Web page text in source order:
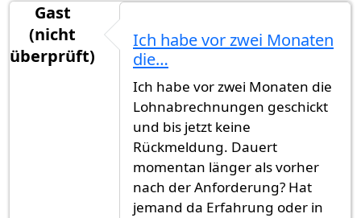
Gast
(nicht
überprüft)
Ich habe vor zwei Monaten
die…
Ich habe vor zwei Monaten die
Lohnabrechnungen geschickt
und bis jetzt keine
Rückmeldung. Dauert
momentan länger als vorher
nach der Anforderung? Hat
jemand da Erfahrung oder in